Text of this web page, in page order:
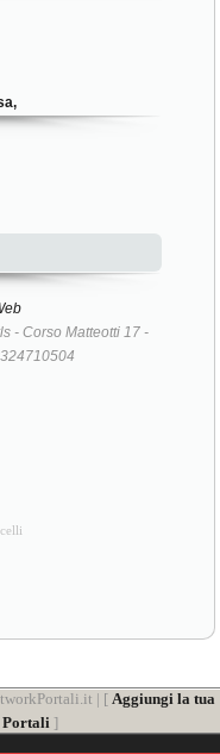
- Corso Matteotti 17 -
| [ Aggiungi la tua
Portali]